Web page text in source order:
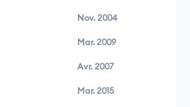
Nov. 2004
Mar. 2009
Avr. 2007
Mar. 2015